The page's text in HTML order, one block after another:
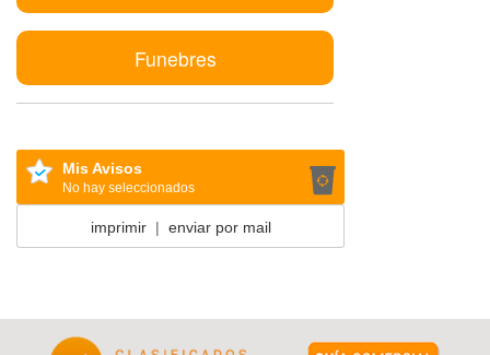
Funebres
Mis Avisos
No hay seleccionados
imprimir| enviar por mail